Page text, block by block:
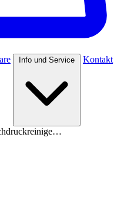
Info und Service Kontakt